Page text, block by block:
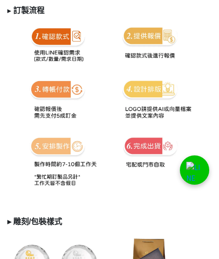
▸ 訂製流程
▸ 雕刻/包裝樣式